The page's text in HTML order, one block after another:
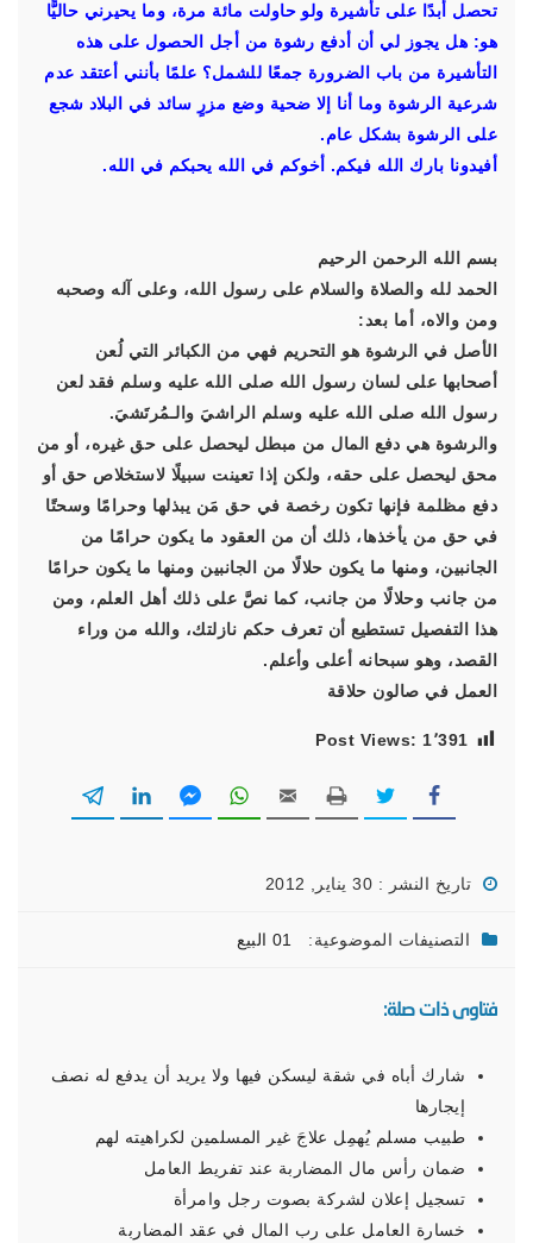
تحصل أبدًا على تأشيرة ولو حاولت مائة مرة، وما يحيرني حاليًّا
هو: هل يجوز لي أن أدفع رشوة من أجل الحصول على هذه
التأشيرة من باب الضرورة جمعًا للشمل؟ علمًا بأنني أعتقد عدم
شرعية الرشوة وما أنا إلا ضحية وضع مزرٍ سائد في البلاد شجع
على الرشوة بشكل عام.
أفيدونا بارك الله فيكم. أخوكم في الله يحبكم في الله.
بسم الله الرحمن الرحيم
الحمد لله والصلاة والسلام على رسول الله، وعلى آله وصحبه
ومن والاه، أما بعد:
الأصل في الرشوة هو التحريم فهي من الكبائر التي لُعن
أصحابها على لسان رسول الله صلى الله عليه وسلم فقد لعن
رسول الله صلى الله عليه وسلم الراشيَ والـمُرتَشيَ.
والرشوة هي دفع المال من مبطل ليحصل على حق غيره، أو من
محق ليحصل على حقه، ولكن إذا تعينت سبيلًا لاستخلاص حق أو
دفع مظلمة فإنها تكون رخصة في حق مَن يبذلها وحرامًا وسحتًا
في حق من يأخذها، ذلك أن من العقود ما يكون حرامًا من
الجانبين، ومنها ما يكون حلالًا من الجانبين ومنها ما يكون حرامًا
من جانب وحلالًا من جانب، كما نصَّ على ذلك أهل العلم، ومن
هذا التفصيل تستطيع أن تعرف حكم نازلتك، والله من وراء
القصد، وهو سبحانه أعلى وأعلم.
العمل في صالون حلاقة
Post Views: 1٬391
تاريخ النشر : 30 يناير, 2012
التصنيفات الموضوعية: 01 البيع
فتاوى ذات صلة:
شارك أباه في شقة ليسكن فيها ولا يريد أن يدفع له نصف
إيجارها
طبيب مسلم يُهمِل علاجَ غير المسلمين لكراهيته لهم
ضمان رأس مال المضاربة عند تفريط العامل
تسجيل إعلان لشركة بصوت رجل وامرأة
خسارة العامل على رب المال في عقد المضاربة